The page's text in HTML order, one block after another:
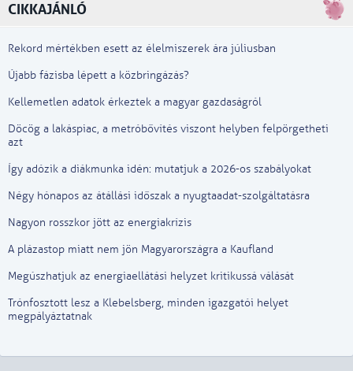
CIKKAJÁNLÓ
Rekord mértékben esett az élelmiszerek ára júliusban
Újabb fázisba lépett a közbringázás?
Kellemetlen adatok érkeztek a magyar gazdaságról
Döcög a lakáspiac, a metróbővítés viszont helyben felpörgetheti
azt
Így adózik a diákmunka idén: mutatjuk a 2026-os szabályokat
Négy hónapos az átállási időszak a nyugtaadat-szolgáltatásra
Nagyon rosszkor jött az energiakrízis
A plázastop miatt nem jön Magyarországra a Kaufland
Megúszhatjuk az energiaellátási helyzet kritikussá válását
Trónfosztott lesz a Klebelsberg, minden igazgatói helyet
megpályáztatnak